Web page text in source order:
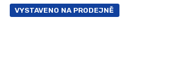
VYSTAVENO NA PRODEJNĚ